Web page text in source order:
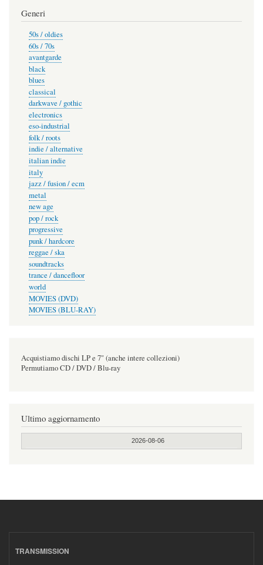
Generi
50s / oldies
60s / 70s
avantgarde
black
blues
classical
darkwave / gothic
electronics
eso-industrial
folk / roots
indie / alternative
italian indie
italy
jazz / fusion / ecm
metal
new age
pop / rock
progressive
punk / hardcore
reggae / ska
soundtracks
trance / dancefloor
world
MOVIES (DVD)
MOVIES (BLU-RAY)
Acquistiamo dischi LP e 7" (anche intere collezioni)
Permutiamo CD / DVD / Blu-ray
Ultimo aggiornamento
2026-08-06
TRANSMISSION